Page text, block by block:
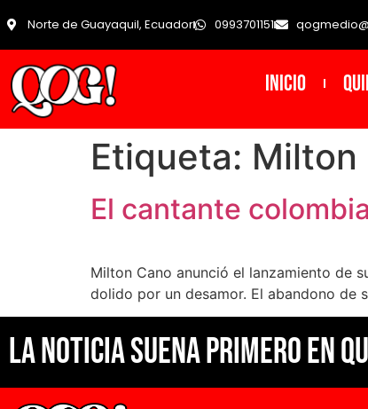
Norte de Guayaquil, Ecuador 0993701151
INICIO
Etiqueta: Milton
El cantante
Milton Cano anunció el lanzamiento de
dolido por un desamor. El abandono
La noticia suena primero en